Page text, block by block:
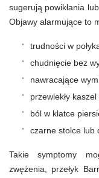
sugerują powikłania
Objawy alarmujące to
trudności w
chudnięcie bez
nawracające
przewlekły
ból w klatce
czarne stolce lub
Takie symptomy
zwężenia, przełyk